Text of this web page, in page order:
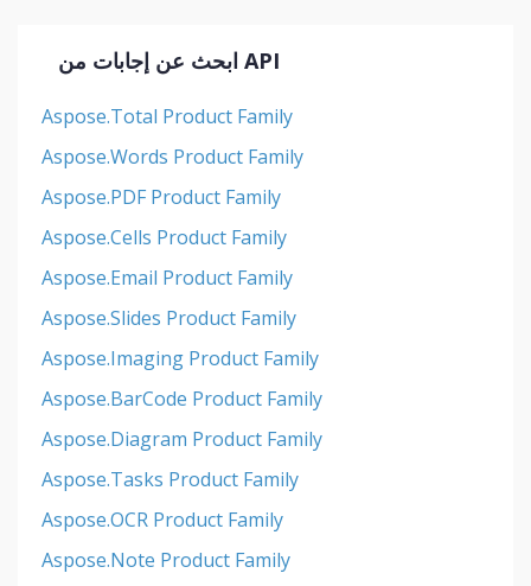
ابحث عن إجابات من API
Aspose.Total Product Family
Aspose.Words Product Family
Aspose.PDF Product Family
Aspose.Cells Product Family
Aspose.Email Product Family
Aspose.Slides Product Family
Aspose.Imaging Product Family
Aspose.BarCode Product Family
Aspose.Diagram Product Family
Aspose.Tasks Product Family
Aspose.OCR Product Family
Aspose.Note Product Family